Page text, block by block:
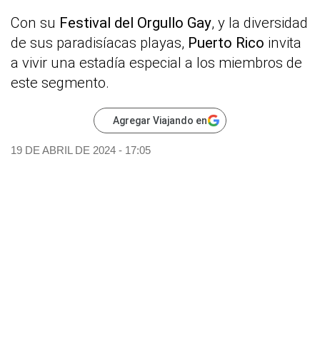
Con su Festival del Orgullo Gay, y la diversidad
de sus paradisíacas playas, Puerto Rico invita
a vivir una estadía especial a los miembros de
este segmento.
Agregar Viajando en
19 DE ABRIL DE 2024 - 17:05